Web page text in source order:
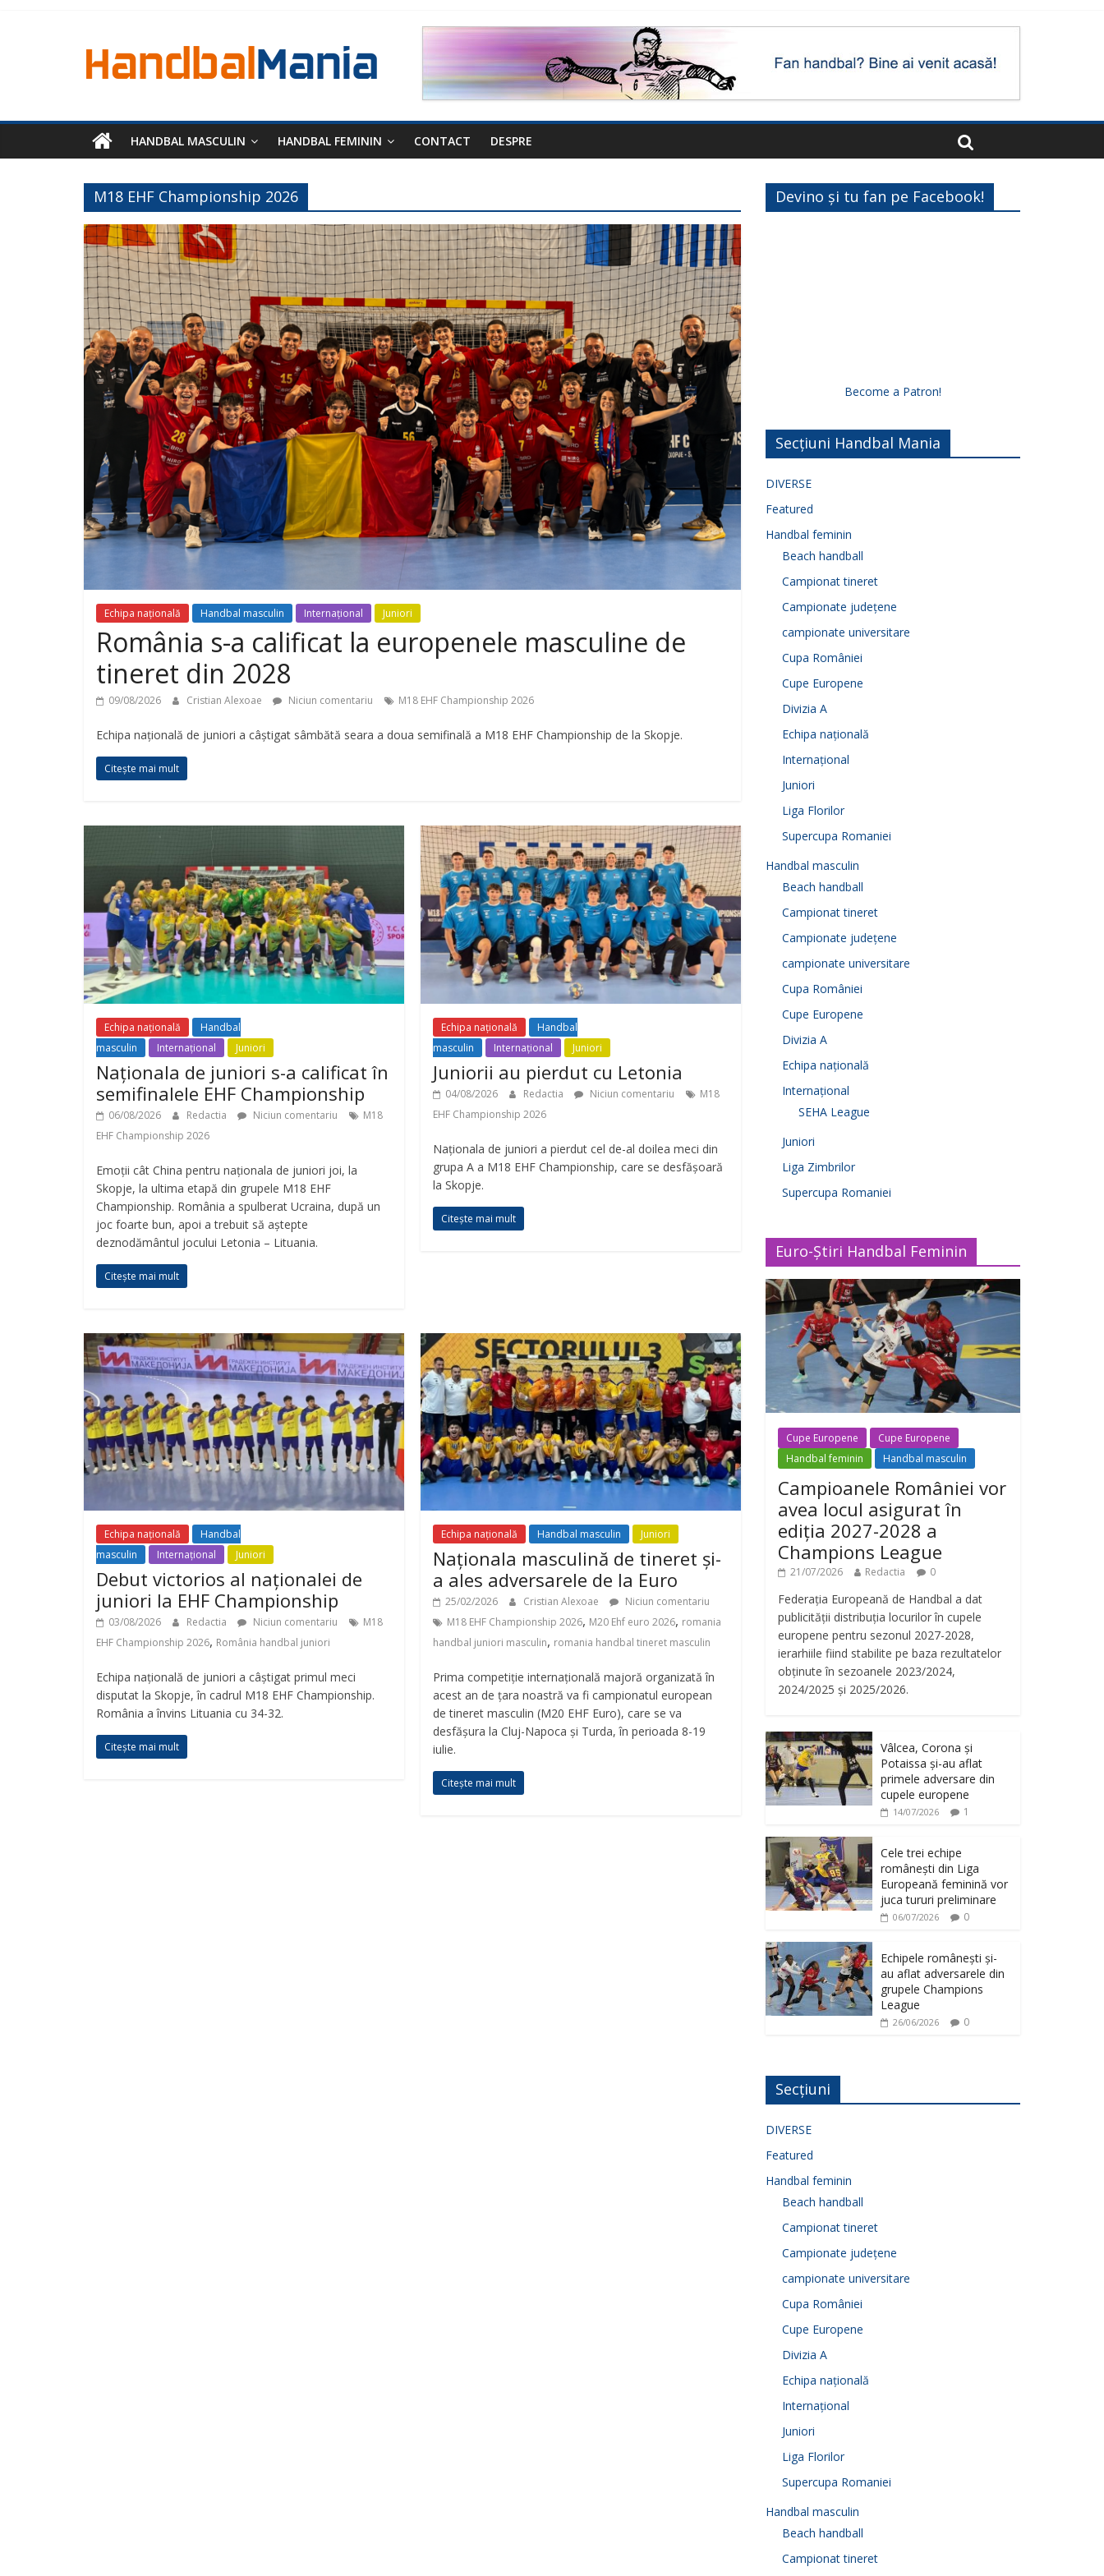
HANDBAL MASCULIN HANDBAL FEMININ CONTACT DESPRE
M18 EHF Championship 2026
Echipa națională Handbal masculin Internațional Juniori
România s-a calificat la europenele masculine de
tineret din 2028
09/08/2026 Cristian Alexoae Niciun comentariu M18 EHF Championship 2026
Echipa națională de juniori a câștigat sâmbătă seara a doua semifinală a M18 EHF Championship de la Skopje.
Citește mai mult
Echipa națională
Handbal
masculin
Internațional Juniori
Naționala de juniori s-a calificat în
semifinalele EHF Championship
06/08/2026 Redactia Niciun comentariu
M18
EHF Championship 2026
Emoții cât China pentru naționala de juniori joi, la
Skopje, la ultima etapă din grupele M18 EHF
Championship. România a spulberat Ucraina, după un
joc foarte bun, apoi a trebuit să aștepte
deznodământul jocului Letonia – Lituania.
Citește mai mult
Echipa națională
Handbal
masculin
Internațional Juniori
Juniorii au pierdut cu Letonia
04/08/2026 Redactia Niciun comentariu
M18
EHF Championship 2026
Naționala de juniori a pierdut cel de-al doilea meci din
grupa A a M18 EHF Championship, care se desfășoară
la Skopje.
Citește mai mult
Echipa națională
Handbal
masculin
Internațional Juniori
Debut victorios al naționalei de
juniori la EHF Championship
03/08/2026 Redactia Niciun comentariu
M18
EHF Championship 2026, România handbal juniori
Echipa națională de juniori a câștigat primul meci
disputat la Skopje, în cadrul M18 EHF Championship.
România a învins Lituania cu 34-32.
Citește mai mult
Echipa națională Handbal masculin Juniori
Naționala masculină de tineret și-
a ales adversarele de la Euro
25/02/2026 Cristian Alexoae
Niciun comentariu
M18 EHF Championship 2026, M20 Ehf euro 2026, romania
handbal juniori masculin, romania handbal tineret masculin
Prima competiție internațională majoră organizată în
acest an de țara noastră va fi campionatul european
de tineret masculin (M20 EHF Euro), care se va
desfășura la Cluj-Napoca și Turda, în perioada 8-19
iulie.
Citește mai mult
Devino și tu fan pe Facebook!
Become a Patron!
Secțiuni Handbal Mania
DIVERSE
Featured
Handbal feminin
Beach handball
Campionat tineret
Campionate județene
campionate universitare
Cupa României
Cupe Europene
Divizia A
Echipa națională
Internațional
Juniori
Liga Florilor
Supercupa Romaniei
Handbal masculin
Beach handball
Campionat tineret
Campionate județene
campionate universitare
Cupa României
Cupe Europene
Divizia A
Echipa națională
Internațional
SEHA League
Juniori
Liga Zimbrilor
Supercupa Romaniei
Euro-Știri Handbal Feminin
Cupe Europene
Cupe Europene
Handbal feminin
Handbal masculin
Campioanele României vor
avea locul asigurat în
ediția 2027-2028 a
Champions League
21/07/2026 Redactia 0
Federația Europeană de Handbal a dat
publicității distribuția locurilor în cupele
europene pentru sezonul 2027-2028,
ierarhiile fiind stabilite pe baza rezultatelor
obținute în sezoanele 2023/2024,
2024/2025 și 2025/2026.
Vâlcea, Corona și
Potaissa și-au aflat
primele adversare din
cupele europene
14/07/2026 1
Cele trei echipe
românești din Liga
Europeană feminină vor
juca tururi preliminare
06/07/2026 0
Echipele românești și-
au aflat adversarele din
grupele Champions
League
26/06/2026 0
Secțiuni
DIVERSE
Featured
Handbal feminin
Beach handball
Campionat tineret
Campionate județene
campionate universitare
Cupa României
Cupe Europene
Divizia A
Echipa națională
Internațional
Juniori
Liga Florilor
Supercupa Romaniei
Handbal masculin
Beach handball
Campionat tineret